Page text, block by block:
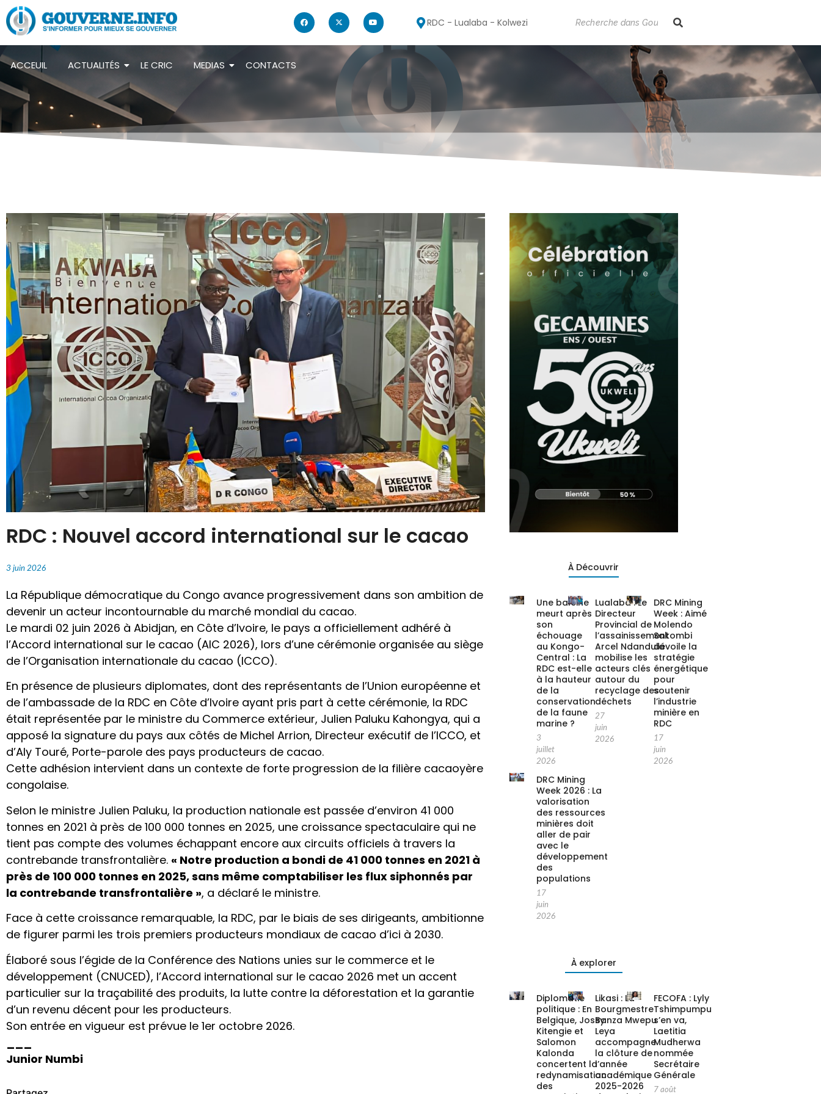
RDC - Lualaba - Kolwezi
ACCEUIL ACTUALITÉS LE CRIC MEDIAS CONTACTS
RDC : Nouvel accord international sur le cacao
3 juin 2026
La République démocratique du Congo avance progressivement dans son ambition de
devenir un acteur incontournable du marché mondial du cacao.
Le mardi 02 juin 2026 à Abidjan, en Côte d’Ivoire, le pays a officiellement adhéré à
l’Accord international sur le cacao (AIC 2026), lors d’une cérémonie organisée au siège
de l’Organisation internationale du cacao (ICCO).
En présence de plusieurs diplomates, dont des représentants de l’Union européenne et
de l’ambassade de la RDC en Côte d’Ivoire ayant pris part à cette cérémonie, la RDC
était représentée par le ministre du Commerce extérieur, Julien Paluku Kahongya, qui a
apposé la signature du pays aux côtés de Michel Arrion, Directeur exécutif de l’ICCO, et
d’Aly Touré, Porte-parole des pays producteurs de cacao.
Cette adhésion intervient dans un contexte de forte progression de la filière cacaoyère
congolaise.
Selon le ministre Julien Paluku, la production nationale est passée d’environ 41 000
tonnes en 2021 à près de 100 000 tonnes en 2025, une croissance spectaculaire qui ne
tient pas compte des volumes échappant encore aux circuits officiels à travers la
contrebande transfrontalière. « Notre production a bondi de 41 000 tonnes en 2021 à
près de 100 000 tonnes en 2025, sans même comptabiliser les flux siphonnés par
la contrebande transfrontalière », a déclaré le ministre.
Face à cette croissance remarquable, la RDC, par le biais de ses dirigeants, ambitionne
de figurer parmi les trois premiers producteurs mondiaux de cacao d’ici à 2030.
Élaboré sous l’égide de la Conférence des Nations unies sur le commerce et le
développement (CNUCED), l’Accord international sur le cacao 2026 met un accent
particulier sur la traçabilité des produits, la lutte contre la déforestation et la garantie
d’un revenu décent pour les producteurs.
Son entrée en vigueur est prévue le 1er octobre 2026.
Junior Numbi
À Découvrir
Une baleine
meurt après
son
échouage
au Kongo-
Central : La
RDC est-elle
à la hauteur
de la
conservation
de la faune
marine ?
3
juillet
2026
Lualaba : Le
Directeur
Provincial de
l’assainissement
Arcel Ndandula
mobilise les
acteurs clés
autour du
recyclage des
déchets
27
juin
2026
DRC Mining
Week : Aimé
Molendo
Sakombi
dévoile la
stratégie
énergétique
pour
soutenir
l’industrie
minière en
RDC
17
juin
2026
DRC Mining
Week 2026 : La
valorisation
des ressources
minières doit
aller de pair
avec le
développement
des
populations
17
juin
2026
À explorer
Diplomatie
politique : En
Belgique, Jossy
Kitengie et
Salomon
Kalonda
concertent la
redynamisation
des
Likasi : La
Bourgmestre
Banza Mwepu
Leya
accompagne
la clôture de
l’année
académique
2025-2026
FECOFA : Lyly
Tshimpumpu
s’en va,
Laetitia
Mudherwa
nommée
Secrétaire
Générale
7 août